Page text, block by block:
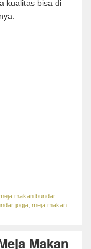
kualitas bisa di
makan bundar
jogja meja makan
Makan